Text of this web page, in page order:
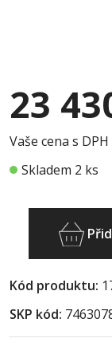
23
Vaše cena s DPH
Skladem 2 ks
Kód produktu:
SKP kód: